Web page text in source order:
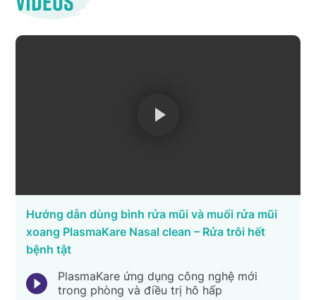
Hướng dẫn dùng bình rửa mũi và muối rửa mũi
xoang PlasmaKare Nasal clean – Rửa trôi hết
bệnh tật
PlasmaKare ứng dụng công nghệ mới
trong phòng và điều trị hô hấp